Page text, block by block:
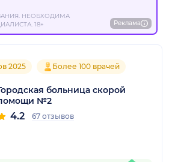
НЕОБХОДИМА
18+
Реклама
2025 Более 100 врачей
больница скорой
№2
4.2 67 отзывов